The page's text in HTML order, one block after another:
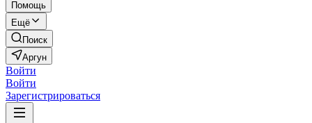
Помощь
Ещё
Поиск
Аргун
Войти
Войти
Зарегистрироваться